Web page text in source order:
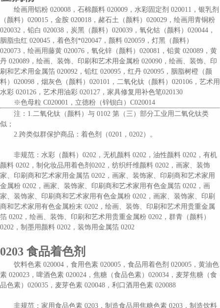
绘画用铝粉 020008，石棉颜料 020009，水彩固定剂 020011，银乳剂
（颜料）020015，金胺 020018，赭石土（颜料）020029，绘画用青铜粉
020032，铅白 020038，炭黑（颜料）020039，氧化钴（颜料）020044，
胭脂虫红 020045，着色剂*020047，颜料 020059，灯黑（颜料）
020073，绘画用藤黄 020076，氧化锌（颜料）020081，铅黄 020089，黄
丹 020089，绘画、装饰、印刷和艺术用金属粉 020090，绘画、装饰、印
刷和艺术用金属箔 020092，铅红 020095，红丹 020095，胭脂树橙（颜
料）020098，烟灰色（颜料）020101，二氧化钛（颜料）020106，艺术用
水彩 020126，艺术用油彩 020127，家具修复用补色笔020130
※色母粒 C020001，立德粉（锌钡白）C020014
注： 1.二氧化钛（颜料）与 0102 第（三）部分工业用二氧化钛类
似；
2.跨类似群保护商品：着色剂（0201，0202）。
非规范： 水彩（颜料） 0202，无机颜料 0202，油性颜料 0202，有机
颜料 0202，制化妆品用着色剂 0202 ，纺织纤维颜料 0202，画家、装饰
家、印刷商和艺术家用金属箔 0202，画家、装饰家、印刷商和艺术家用
金属粉 0202，画家、装饰家、印刷商和艺术家用有色金属箔 0202，画
家、装饰家、印刷商和艺术家用有色金属粉 0202，画家、装饰家、印刷
商和艺术家用有色金属粉末 0202，绘画、装饰、印刷和艺术用贵重金属
箔 0202，绘画、装饰、印刷和艺术用贵重金属粉 0202，群青（颜料）
0202，制墨用颜料 0202，装饰用金属箔 0202
0203 食品着色剂
饮料色素 020004，食用色素 020005，食品用着色剂 020005，黄油色
素 020023，啤酒色素 020024，焦糖（食品色素）020034，麦芽焦糖（食
品色素）020035，麦芽色素 020048，利口酒用色素 020088
非规范： 家用食品色素 0203，制造食品用焦糖色素 0203，制造饮料